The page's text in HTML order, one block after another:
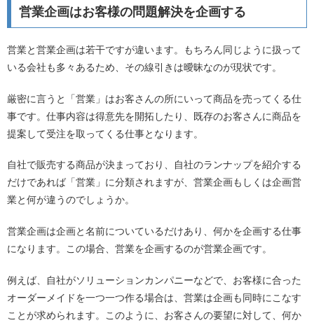
営業企画はお客様の問題解決を企画する
営業と営業企画は若干ですが違います。もちろん同じように扱って
いる会社も多々あるため、その線引きは曖昧なのが現状です。
厳密に言うと「営業」はお客さんの所にいって商品を売ってくる仕
事です。仕事内容は得意先を開拓したり、既存のお客さんに商品を
提案して受注を取ってくる仕事となります。
自社で販売する商品が決まっており、自社のランナップを紹介する
だけであれば「営業」に分類されますが、営業企画もしくは企画営
業と何が違うのでしょうか。
営業企画は企画と名前についているだけあり、何かを企画する仕事
になります。この場合、営業を企画するのが営業企画です。
例えば、自社がソリューションカンパニーなどで、お客様に合った
オーダーメイドを一つ一つ作る場合は、営業は企画も同時にこなす
ことが求められます。このように、お客さんの要望に対して、何か